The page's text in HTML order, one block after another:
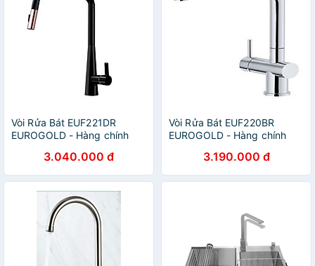
Vòi Rửa Bát EUF221DR
EUROGOLD - Hàng chính
3.040.000 đ
Vòi Rửa Bát EUF220BR
EUROGOLD - Hàng chính
3.190.000 đ